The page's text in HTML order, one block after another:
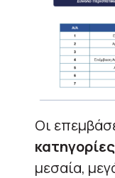
Οι
κατηγορίες
μεσαία,